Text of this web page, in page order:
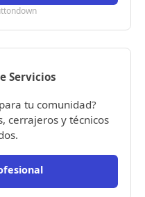
Servicios
tu comunidad?
cerrajeros y técnicos